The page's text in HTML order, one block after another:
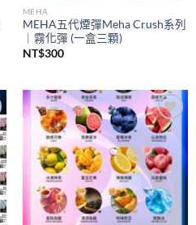
MEHA
MEHA五代煙彈Meha Crush系列
｜霧化彈 (一盒三顆)
NT$300
Add to
wishlist